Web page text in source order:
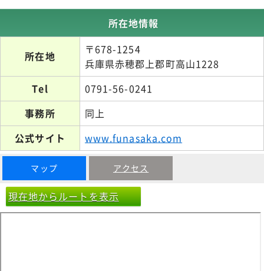
所在地情報
所在地
〒678-1254
兵庫県赤穂郡上郡町高山1228
Tel
0791-56-0241
事務所
同上
公式サイト
www.funasaka.com
マップ アクセス
現在地からルートを表示